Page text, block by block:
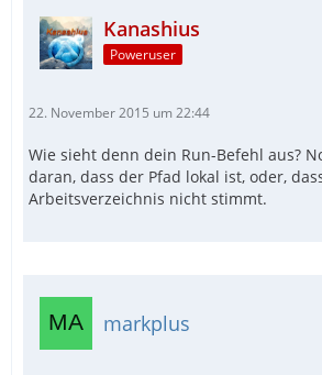
Kanashius
Poweruser
22. November 2015 um 22:44
Wie sieht denn dein Run-Befehl aus?
daran, dass der Pfad lokal ist, oder,
Arbeitsverzeichnis nicht stimmt.
markplus